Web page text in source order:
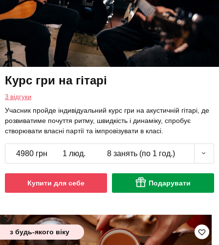
Курс гри на гітарі
3 відгуки
Учасник пройде індивідуальний курс гри на акустичній гітарі, де
розвиватиме почуття ритму, швидкість і динаміку, спробує
створювати власні партії та імпровізувати в класі.
4980 грн 1 люд. 8 занять (по 1 год.)
Купити для себе Подарувати
з будь-якого віку